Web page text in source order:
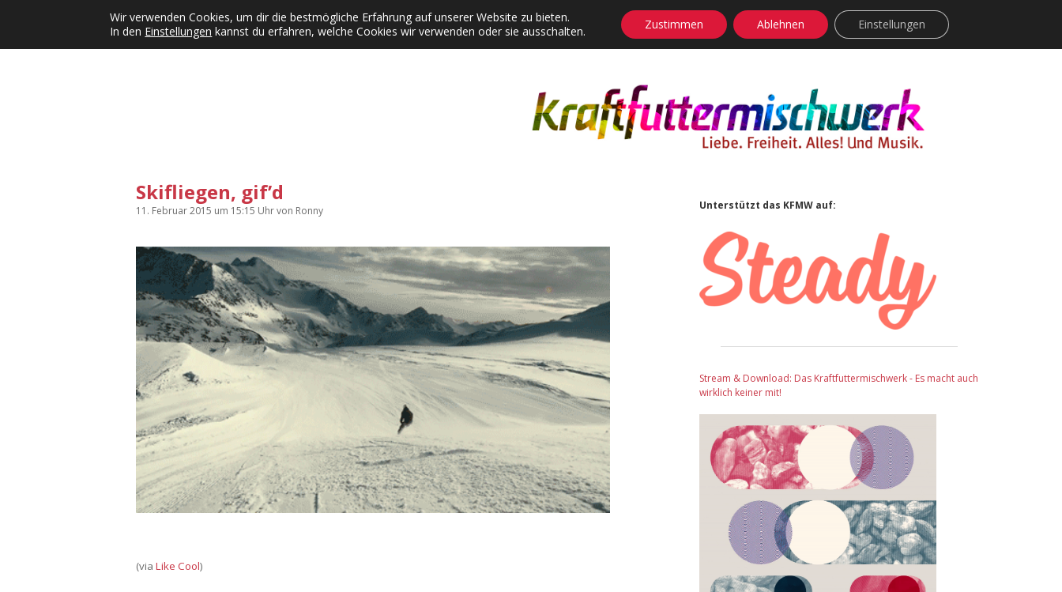
Kategorien Dropdown-Menü öffnen
KFMW-Disco Dates Instagrams Contact Adventskalender Dropdown-Menü öffnen facebook
instagram
rss soundcloud
vimeoBluesky
Skifliegen, gif’d
11. Februar 2015 um 15:15 Uhrvon Ronny
(via Like Cool)
Sidebar
Unterstützt das KFMW auf:
Stream & Download: Das Kraftfuttermischwerk - Es macht auch
wirklich keiner mit!
Wir verwenden Cookies, um dir die bestmögliche Erfahrung auf unserer Website zu bieten.
In den Einstellungen kannst du erfahren, welche Cookies wir verwenden oder sie ausschalten. Zustimmen Ablehnen Einstellungen